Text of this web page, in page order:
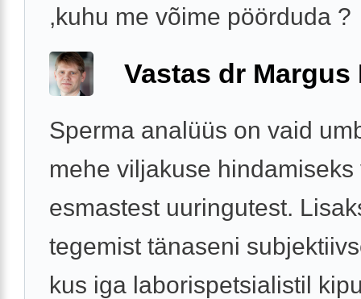
,kuhu me võime pöörduda ?
Vastas dr Margus
Sperma analüüs on vaid
mehe viljakuse
esmastest uuringutest.
tegemist tänaseni
kus iga laborispetsialistil